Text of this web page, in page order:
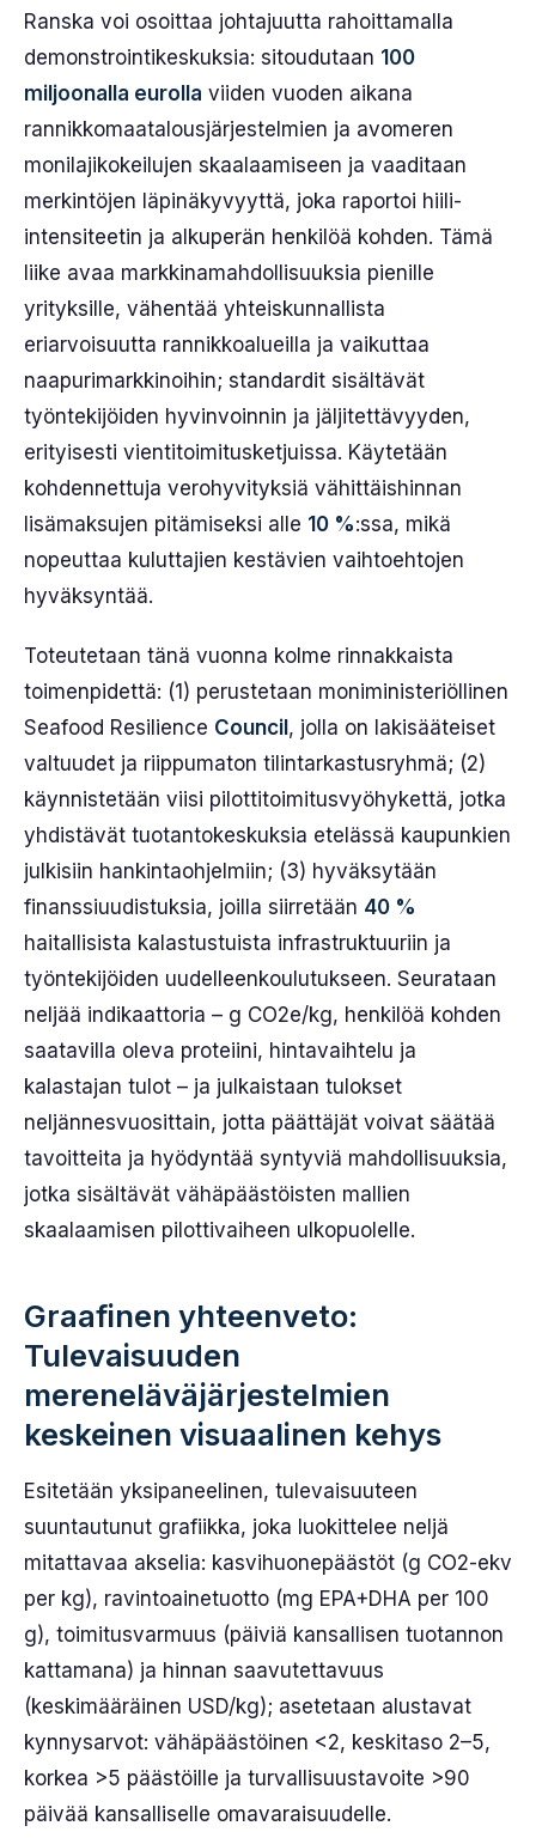
Ranska voi osoittaa johtajuutta rahoittamalla
demonstrointikeskuksia: sitoudutaan 100
miljoonalla eurolla viiden vuoden aikana
rannikkomaatalousjärjestelmien ja avomeren
monilajikokeilujen skaalaamiseen ja vaaditaan
merkintöjen läpinäkyvyyttä, joka raportoi hiili-
intensiteetin ja alkuperän henkilöä kohden. Tämä
liike avaa markkinamahdollisuuksia pienille
yrityksille, vähentää yhteiskunnallista
eriarvoisuutta rannikkoalueilla ja vaikuttaa
naapurimarkkinoihin; standardit sisältävät
työntekijöiden hyvinvoinnin ja jäljitettävyyden,
erityisesti vientitoimitusketjuissa. Käytetään
kohdennettuja verohyvityksiä vähittäishinnan
lisämaksujen pitämiseksi alle 10 %:ssa, mikä
nopeuttaa kuluttajien kestävien vaihtoehtojen
hyväksyntää.
Toteutetaan tänä vuonna kolme rinnakkaista
toimenpidettä: (1) perustetaan moniministeriöllinen
Seafood Resilience Council , jolla on lakisääteiset
valtuudet ja riippumaton tilintarkastusryhmä; (2)
käynnistetään viisi pilottitoimitusvyöhykettä, jotka
yhdistävät tuotantokeskuksia etelässä kaupunkien
julkisiin hankintaohjelmiin; (3) hyväksytään
finanssiuudistuksia, joilla siirretään 40 %
haitallisista kalastustuista infrastruktuuriin ja
työntekijöiden uudelleenkoulutukseen. Seurataan
neljää indikaattoria – g CO2e/kg, henkilöä kohden
saatavilla oleva proteiini, hintavaihtelu ja
kalastajan tulot – ja julkaistaan tulokset
neljännesvuosittain, jotta päättäjät voivat säätää
tavoitteita ja hyödyntää syntyviä mahdollisuuksia,
jotka sisältävät vähäpäästöisten mallien
skaalaamisen pilottivaiheen ulkopuolelle.
Graafinen yhteenveto:
Tulevaisuuden
mereneläväjärjestelmien
keskeinen visuaalinen kehys
Esitetään yksipaneelinen, tulevaisuuteen
suuntautunut grafiikka, joka luokittelee neljä
mitattavaa akselia: kasvihuonepäästöt (g CO2-ekv
per kg), ravintoainetuotto (mg EPA+DHA per 100
g), toimitusvarmuus (päiviä kansallisen tuotannon
kattamana) ja hinnan saavutettavuus
(keskimääräinen USD/kg); asetetaan alustavat
kynnysarvot: vähäpäästöinen <2, keskitaso 2–5,
korkea >5 päästöille ja turvallisuustavoite >90
päivää kansalliselle omavaraisuudelle.